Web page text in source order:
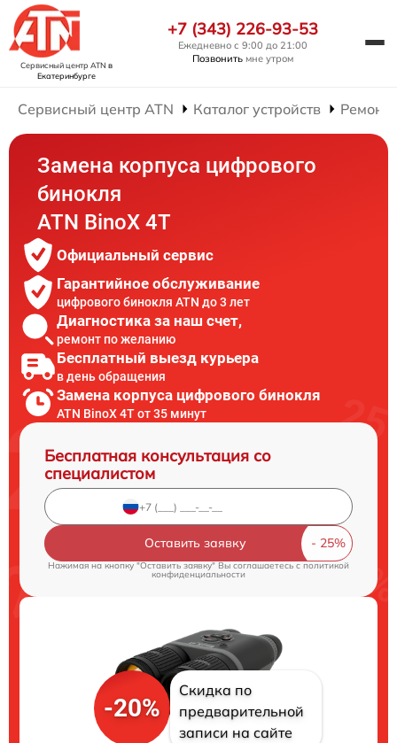
Сервисный центр ATN в
Екатеринбурге
+7 (343) 226-93-53
Ежедневно с 9:00 до 21:00
Позвонить мне утром
Сервисный центр ATN Каталог устройств Ремонт
Замена корпуса цифрового
бинокля
ATN BinoX 4T
Официальный сервис
Гарантийное обслуживание
цифрового бинокля ATN до 3 лет
Диагностика за наш счет,
ремонт по желанию
Бесплатный выезд курьера
в день обращения
Замена корпуса цифрового бинокля
ATN BinoX 4T от 35 минут
Бесплатная консультация со
специалистом
Оставить заявку
Нажимая на кнопку "Оставить заявку" Вы соглашаетесь cполитикой
конфиденциальности
-20%
Скидка по
предварительной
записи на сайте